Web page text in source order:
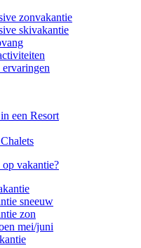
zonvakantie
skivakantie
een Resort
op vakantie?
sneeuw
zon
mei/juni